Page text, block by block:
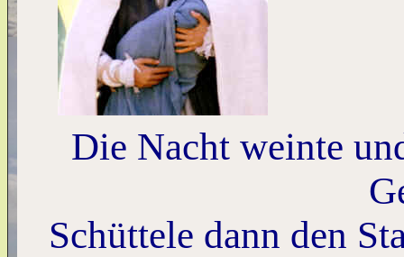
Die Nacht weinte
Schüttele dann den